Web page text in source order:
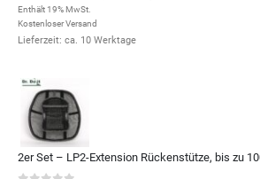
Enthält 19% MwSt.
Kostenloser Versand
Lieferzeit: ca. 10 Werktage